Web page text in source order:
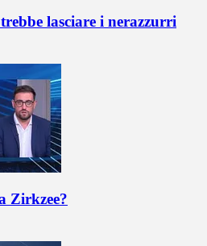
lasciare i nerazzurri
Zirkzee?